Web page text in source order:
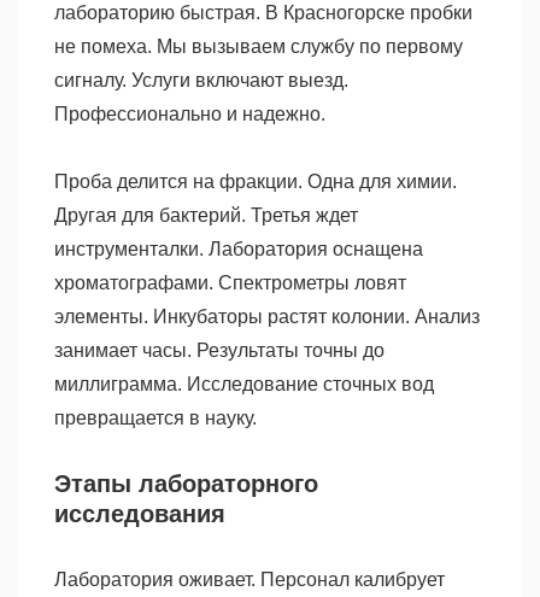
лабораторию быстрая. В Красногорске пробки
не помеха. Мы вызываем службу по первому
сигналу. Услуги включают выезд.
Профессионально и надежно.
Проба делится на фракции. Одна для химии.
Другая для бактерий. Третья ждет
инструменталки. Лаборатория оснащена
хроматографами. Спектрометры ловят
элементы. Инкубаторы растят колонии. Анализ
занимает часы. Результаты точны до
миллиграмма. Исследование сточных вод
превращается в науку.
Этапы лабораторного
исследования
Лаборатория оживает. Персонал калибрует